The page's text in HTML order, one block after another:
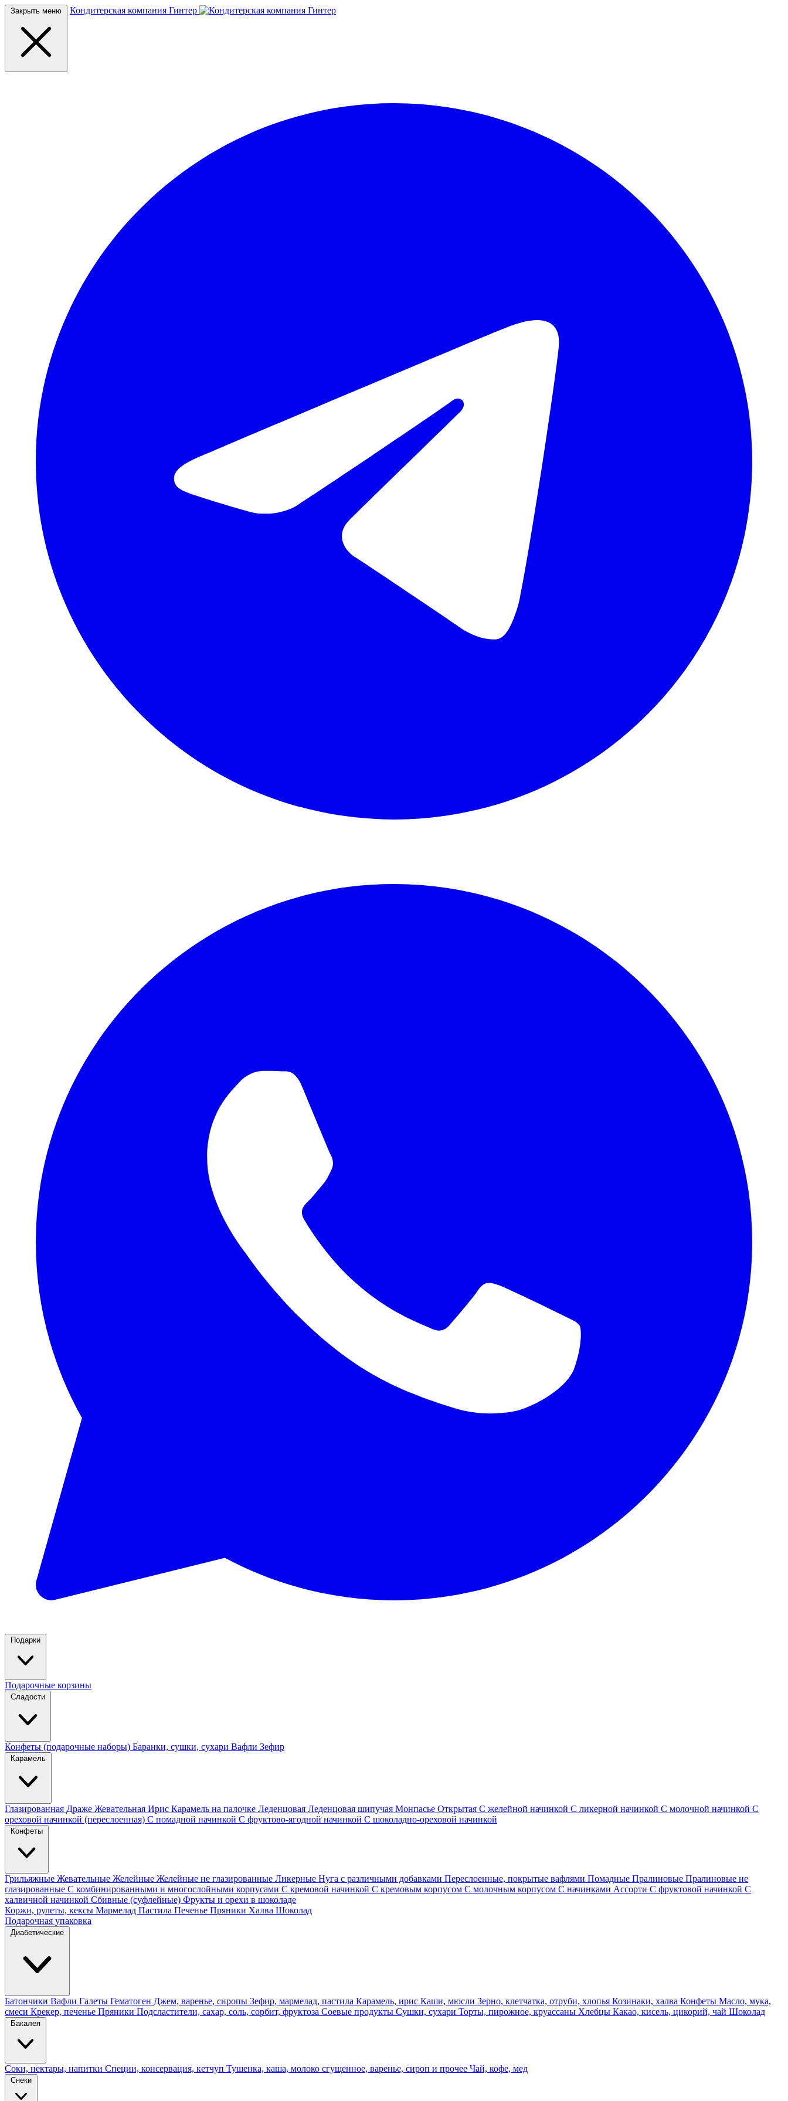
Закрыть меню Кондитерская компания Гинтер
Подарки
Подарочные корзины
Сладости
Конфеты (подарочные наборы) Баранки, сушки, сухари Вафли Зефир
Карамель
Глазированная Драже Жевательная Ирис Карамель на палочке Леденцовая Леденцовая шипучая Монпасье Открытая С желейной начинкой С ликерной начинкой С молочной начинкой С
ореховой начинкой (переслоенная) С помадной начинкой С фруктово-ягодной начинкой С шоколадно-ореховой начинкой
Конфеты
Грильяжные Жевательные Желейные Желейные не глазированные Ликерные Нуга с различными добавками Переслоенные, покрытые вафлями Помадные Пралиновые Пралиновые не
глазированные С комбинированными и многослойными корпусами С кремовой начинкой С кремовым корпусом С молочным корпусом С начинками Ассорти С фруктовой начинкой С
халвичной начинкой Сбивные (суфлейные) Фрукты и орехи в шоколаде
Коржи, рулеты, кексы Мармелад Пастила Печенье Пряники Халва Шоколад
Подарочная упаковка
Диабетические
Батончики Вафли Галеты Гематоген Джем, варенье, сиропы Зефир, мармелад, пастила Карамель, ирис Каши, мюсли Зерно, клетчатка, отруби, хлопья Козинаки, халва Конфеты Масло, мука,
смеси Крекер, печенье Пряники Подсластители, сахар, соль, сорбит, фруктоза Соевые продукты Сушки, сухари Торты, пирожное, круассаны Хлебцы Какао, кисель, цикорий, чай Шоколад
Бакалея
Соки, нектары, напитки Специи, консервация, кетчуп Тушенка, каша, молоко сгущенное, варенье, сироп и прочее Чай, кофе, мед
Снеки